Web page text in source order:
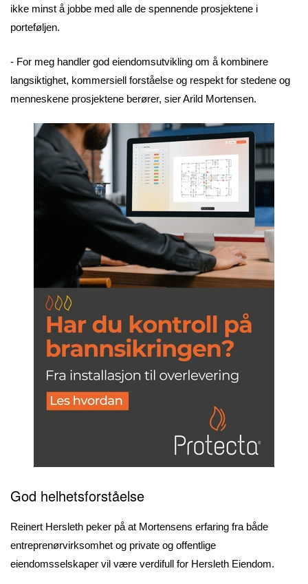
ikke minst å jobbe med alle de spennende prosjektene i
porteføljen.
- For meg handler god eiendomsutvikling om å kombinere
langsiktighet, kommersiell forståelse og respekt for stedene og
menneskene prosjektene berører, sier Arild Mortensen.
God helhetsforståelse
Reinert Hersleth peker på at Mortensens erfaring fra både
entreprenørvirksomhet og private og offentlige
eiendomsselskaper vil være verdifull for Hersleth Eiendom.